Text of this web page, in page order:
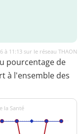
à 11:13 sur le réseau THAON
pourcentage de
à l'ensemble des
la Santé